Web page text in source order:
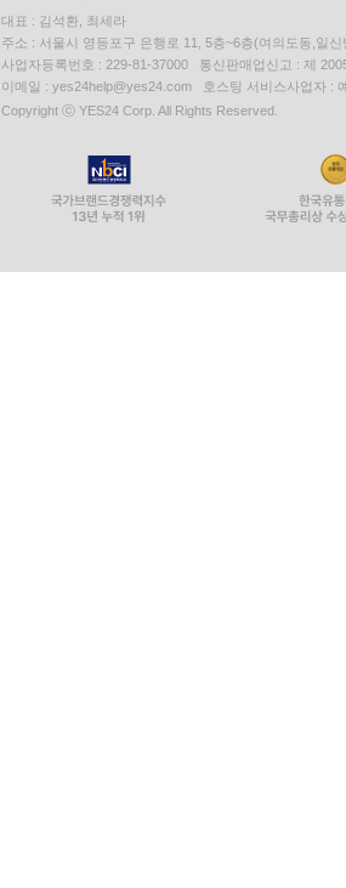
대표 : 김석환, 최세라
주소 : 서울시 영등포구 은행로 11, 5층~6층(여의도동,일신
사업자등록번호 : 229-81-37000 통신판매업신고 : 제
이메일 : yes24help@yes24.com 호스팅 서비스사업자 :
Copyright ⓒ YES24 Corp. All Rights Reserved.